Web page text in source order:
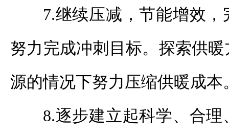
7.继续压减，节能增效
努力完成冲刺目标。探索供
源的情况下努力压缩供暖成本
8.逐步建立起科学、合